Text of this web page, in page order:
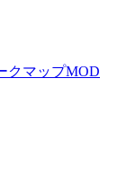
クマップMOD